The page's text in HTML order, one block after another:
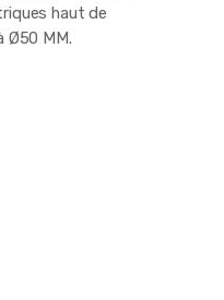
haut de
Ø50 MM.